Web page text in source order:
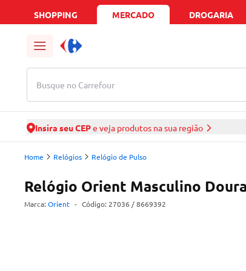
SHOPPING MERCADO DROGARIA
Busque no Carrefour
Insira seu CEPe veja produtos na sua região
Home Relógios Relógio de Pulso
Relógio Orient Masculino
Marca: Orient - Código: 27036 / 8669392